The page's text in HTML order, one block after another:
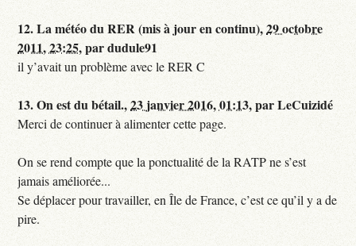
12.La météo du RER (mis à jour en continu),29 octobre
2011, 23:25,pardudule91
il y’avait un problème avec le RER C
13.On est du bétail.,23 janvier 2016, 01:13,parLeCuizidé
Merci de continuer à alimenter cette page.
On se rend compte que la ponctualité de la RATP ne s’est
jamais améliorée...
Se déplacer pour travailler, en Île de France, c’est ce qu’il y a de
pire.